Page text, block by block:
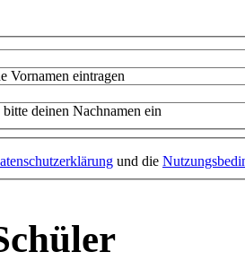
Vornamen eintragen
deinen Nachnamen ein
und die